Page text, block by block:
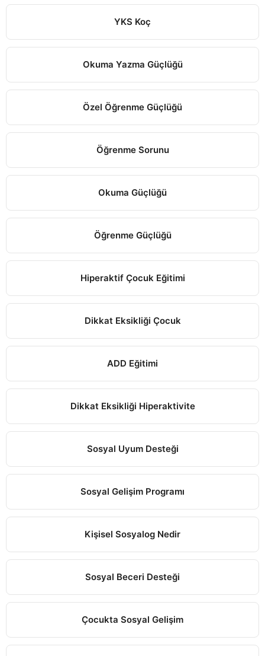
YKS Koç
Okuma Yazma Güçlüğü
Özel Öğrenme Güçlüğü
Öğrenme Sorunu
Okuma Güçlüğü
Öğrenme Güçlüğü
Hiperaktif Çocuk Eğitimi
Dikkat Eksikliği Çocuk
ADD Eğitimi
Dikkat Eksikliği Hiperaktivite
Sosyal Uyum Desteği
Sosyal Gelişim Programı
Kişisel Sosyalog Nedir
Sosyal Beceri Desteği
Çocukta Sosyal Gelişim